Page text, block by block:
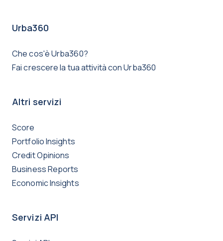
Urba360
Che cos'è Urba360?
Fai crescere la tua attività con Urba360
Altri servizi
Score
Portfolio Insights
Credit Opinions
Business Reports
Economic Insights
Servizi API